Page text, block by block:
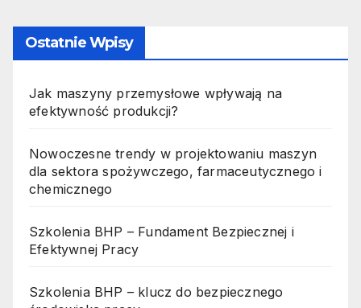
Ostatnie Wpisy
Jak maszyny przemysłowe wpływają na
efektywność produkcji?
Nowoczesne trendy w projektowaniu maszyn
dla sektora spożywczego, farmaceutycznego i
chemicznego
Szkolenia BHP – Fundament Bezpiecznej i
Efektywnej Pracy
Szkolenia BHP – klucz do bezpiecznego